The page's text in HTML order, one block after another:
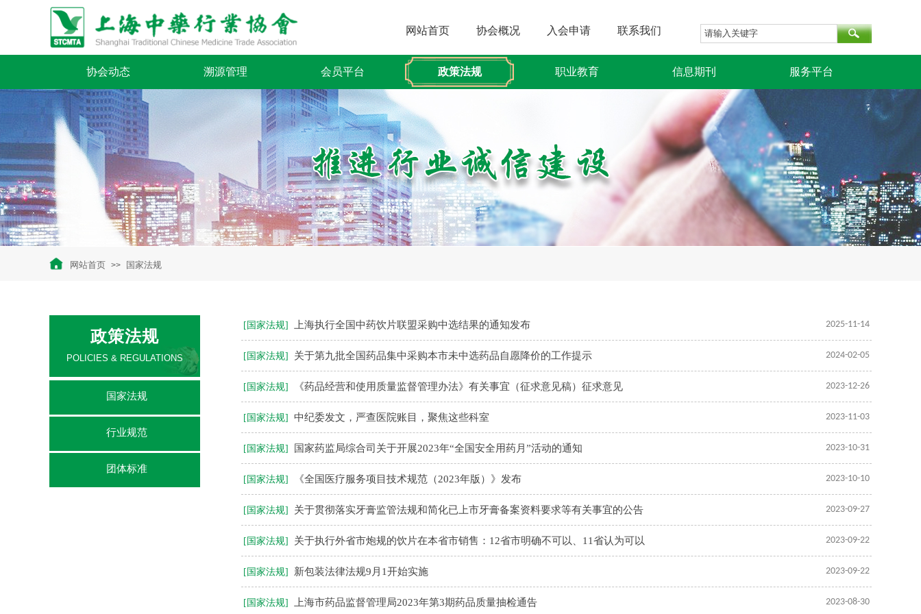
网站首页 协会概况 入会申请 联系我们
协会动态 溯源管理 会员平台 政策法规 职业教育 信息期刊 服务平台
网站首页 >> 国家法规
[国家法规] 上海执行全国中药饮片联盟采购中选结果的通知发布 2025-11-14
[国家法规] 关于第九批全国药品集中采购本市未中选药品自愿降价的工作提示 2024-02-05
[国家法规] 《药品经营和使用质量监督管理办法》有关事宜（征求意见稿）征求意见 2023-12-26
[国家法规] 中纪委发文，严查医院账目，聚焦这些科室 2023-11-03
[国家法规] 国家药监局综合司关于开展2023年“全国安全用药月”活动的通知 2023-10-31
[国家法规] 《全国医疗服务项目技术规范（2023年版）》发布 2023-10-10
[国家法规] 关于贯彻落实牙膏监管法规和简化已上市牙膏备案资料要求等有关事宜的公告 2023-09-27
[国家法规] 关于执行外省市炮规的饮片在本省市销售：12省市明确不可以、11省认为可以 2023-09-22
[国家法规] 新包装法律法规9月1开始实施 2023-09-22
[国家法规] 上海市药品监督管理局2023年第3期药品质量抽检通告 2023-08-30
POLICIES & REGULATIONS
政策法规
国家法规
行业规范
团体标准